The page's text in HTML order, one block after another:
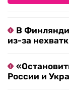
В
из-за
России и